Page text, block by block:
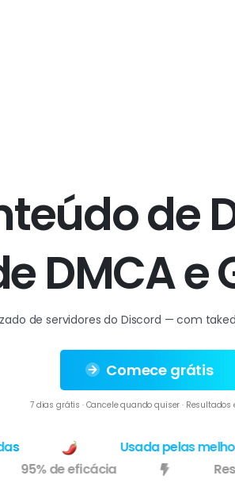
teúdode
eDMCAe
de servidores do Discord — com
Comece grátis
7 dias grátis · Cancele quando quiser · Resultados
Usada pelas
95% de eficácia